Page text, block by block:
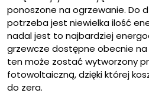
ponoszone na ogrzewanie. Do
potrzeba jest niewielka ilość
nadal jest to najbardziej
grzewcze dostępne obecnie na
ten może zostać wytworzony
fotowoltaiczną, dzięki której
do zera.